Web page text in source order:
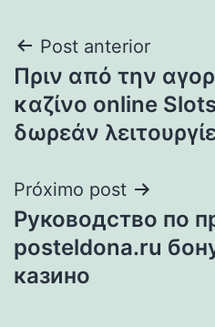
Navegação
de
Post
Post anterior
Πριν από την
καζίνο online
δωρεάν
Próximo post
Руководство по
posteldona.ru
казино